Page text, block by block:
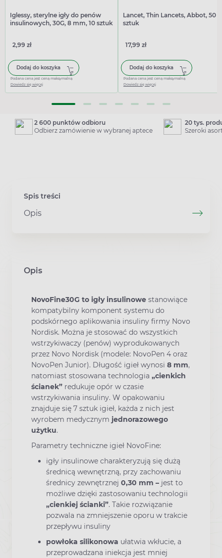
Iglessy, sterylne igły do penów
insulinowych, 30G, 8 mm, 10 sztuk
2,99 zł
Dodaj do koszyka
Podana cena jest ceną maksymalną
Dowiedz się więcej
Lancet, Thin Lancets, Abbot, 50
sztuk
17,99 zł
Dodaj do koszyka
Podana cena jest ceną maksymalną
Dowiedz się więcej
2 600 punktów odbioru
Odbierz zamówienie w wybranej aptece
20 tys.
Szeroki
Spis treści
Opis
Opis
NovoFine30G to igły insulinowe stanowiące
kompatybilny komponent systemu do
podskórnego aplikowania insuliny firmy Novo
Nordisk. Można je stosować do wszystkich
wstrzykiwaczy (penów) wyprodukowanych
przez Novo Nordisk (modele: NovoPen 4 oraz
NovoPen Junior). Długość igieł wynosi 8 mm,
natomiast stosowana technologia „cienkich
ścianek” redukuje opór w czasie
wstrzykiwania insuliny. W opakowaniu
znajduje się 7 sztuk igieł, każda z nich jest
wyrobem medycznym jednorazowego
użytku.
Parametry techniczne igieł NovoFine:
igły insulinowe charakteryzują się dużą
średnicą wewnętrzną, przy zachowaniu
średnicy zewnętrznej 0,30 mm – jest to
możliwe dzięki zastosowaniu technologii
„cienkiej ścianki”. Takie rozwiązanie
pozwala na zmniejszenie oporu w trakcie
przepływu insuliny
powłoka silikonowa ułatwia wkłucie, a
przeprowadzana iniekcja jest mniej